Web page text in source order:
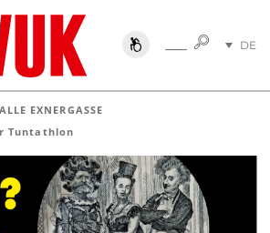
NAVIGATIONSUCHESUCHE
DE
EXNERGASSE
Tuntathlon